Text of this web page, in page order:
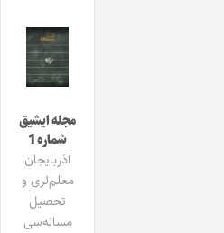
مجله ایشیق
شماره 1
آذربایجان
معلم‌لری و
تحصیل
مساله‌سی